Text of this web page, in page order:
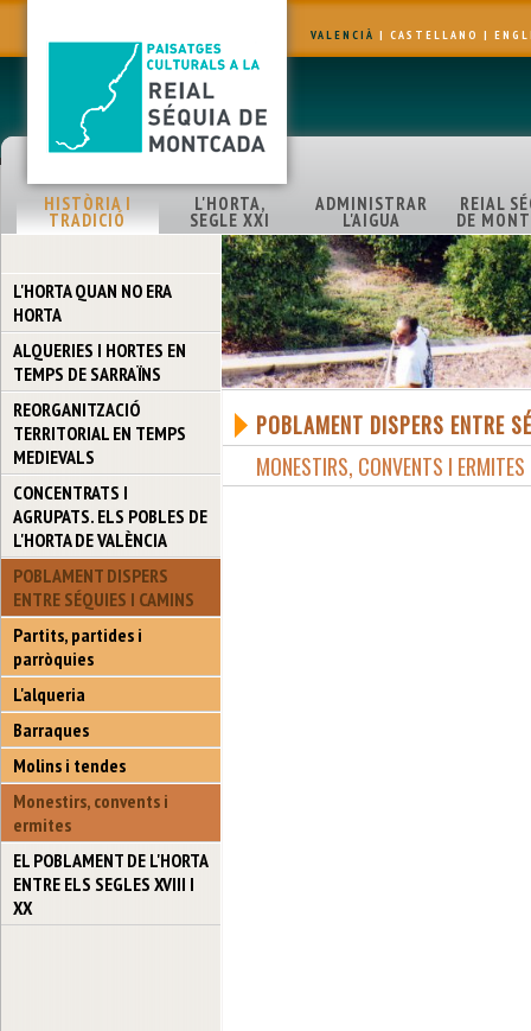
VALENCIÀ | CASTELLANO |
HISTÒRIA I
TRADICIÓ
L'HORTA,
SEGLE XXI
ADMINISTRAR
L'AIGUA
REIAL
DE
L'HORTA QUAN NO ERA
HORTA
ALQUERIES I HORTES EN
TEMPS DE SARRAÏNS
REORGANITZACIÓ
TERRITORIAL EN TEMPS
MEDIEVALS
CONCENTRATS I
AGRUPATS. ELS POBLES DE
L'HORTA DE VALÈNCIA
POBLAMENT DISPERS
ENTRE SÉQUIES I CAMINS
Partits, partides i
parròquies
L'alqueria
Barraques
Molins i tendes
Monestirs, convents i
ermites
EL POBLAMENT DE L'HORTA
ENTRE ELS SEGLES XVIII I
XX
POBLAMENT DISPERS ENTRE
MONESTIRS, CONVENTS I ERMITES